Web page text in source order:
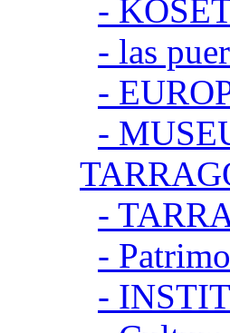
-
- las
-
-
-
-
-